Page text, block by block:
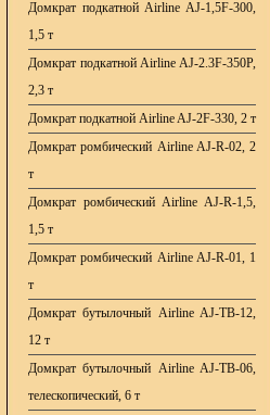
Домкрат подкатной Airline AJ-1,5F-300,
1,5 т
Домкрат подкатной Airline AJ-2.3F-350P,
2,3 т
Домкрат подкатной Airline AJ-2F-330, 2 т
Домкрат ромбический Airline AJ-R-02, 2
т
Домкрат ромбический Airline AJ-R-1,5,
1,5 т
Домкрат ромбический Airline AJ-R-01, 1
т
Домкрат бутылочный Airline AJ-TB-12,
12 т
Домкрат бутылочный Airline AJ-TB-06,
телескопический, 6 т